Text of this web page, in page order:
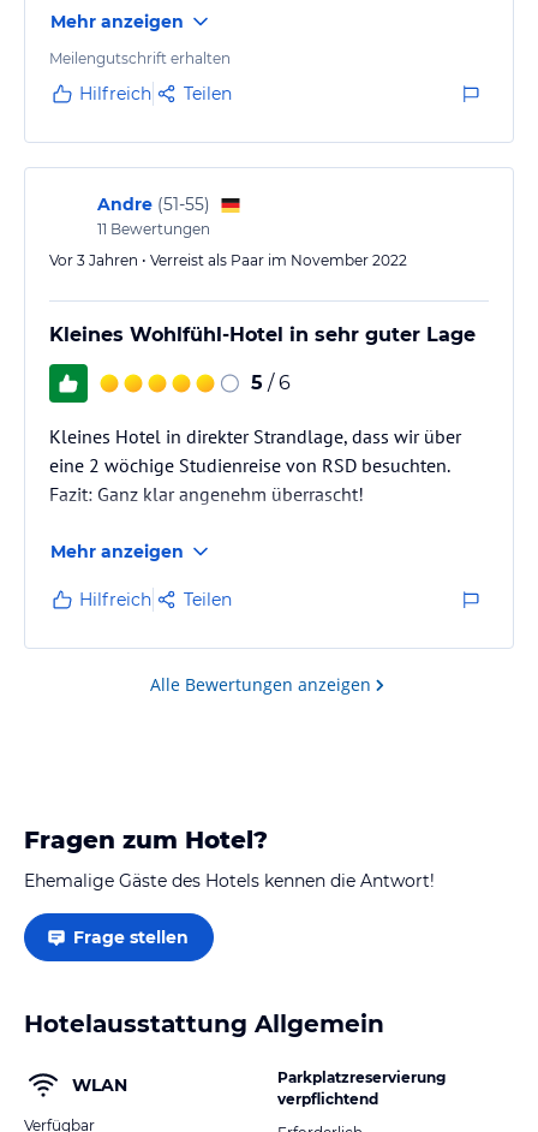
Mehr anzeigen
Meilengutschrift erhalten
Hilfreich Teilen
Andre (51-55)
11 Bewertungen
Vor 3 Jahren • Verreist als Paar im November 2022
Kleines Wohlfühl-Hotel in sehr guter Lage
5 / 6
Kleines Hotel in direkter Strandlage, dass wir über
eine 2 wöchige Studienreise von RSD besuchten.
Fazit: Ganz klar angenehm überrascht!
Mehr anzeigen
Hilfreich Teilen
Alle Bewertungen anzeigen
Fragen zum Hotel?
Ehemalige Gäste des Hotels kennen die Antwort!
Frage stellen
Hotelausstattung Allgemein
WLAN
Verfügbar
Parkplatzreservierung
verpflichtend